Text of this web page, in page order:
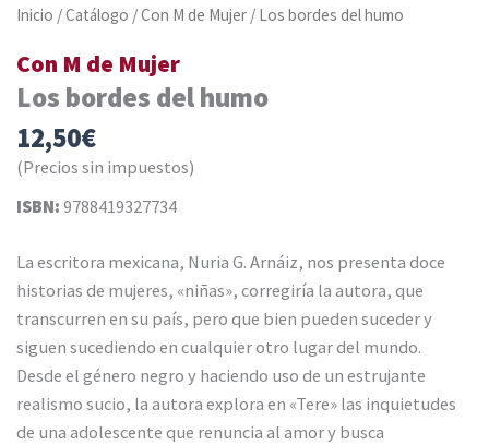
Inicio /Catálogo /Con M de Mujer / Los bordes del humo
Con M de Mujer
Los bordes del humo
12,50€
(Precios sin impuestos)
ISBN: 9788419327734
La escritora mexicana, Nuria G. Arnáiz, nos presenta doce
historias de mujeres, «niñas», corregiría la autora, que
transcurren en su país, pero que bien pueden suceder y
siguen sucediendo en cualquier otro lugar del mundo.
Desde el género negro y haciendo uso de un estrujante
realismo sucio, la autora explora en «Tere» las inquietudes
de una adolescente que renuncia al amor y busca